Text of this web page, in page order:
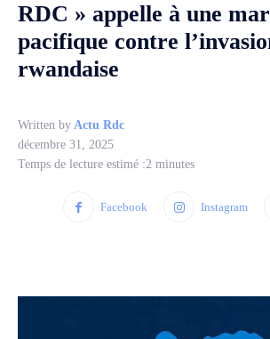
RDC » appelle à une
pacifique contre
rwandaise
Written by Actu Rdc
décembre 31, 2025
Temps de lecture estimé :2 minutes
Facebook Instagram